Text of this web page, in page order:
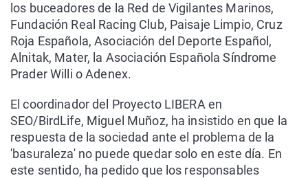
los buceadores de la Red de Vigilantes Marinos,
Fundación Real Racing Club, Paisaje Limpio, Cruz
Roja Española, Asociación del Deporte Español,
Alnitak, Mater, la Asociación Española Síndrome
Prader Willi o Adenex.
El coordinador del Proyecto LIBERA en
SEO/BirdLife, Miguel Muñoz, ha insistido en que la
respuesta de la sociedad ante el problema de la
'basuraleza' no puede quedar solo en este día. En
este sentido, ha pedido que los responsables